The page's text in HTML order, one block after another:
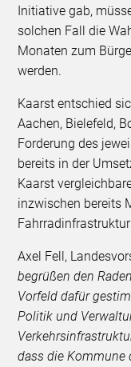
Initiative gab,
solchen Fall die
Monaten zum
werden.
Kaarst entschied
Aachen, Bielefeld,
Forderung des
bereits in der
Kaarst
inzwischen bereits
Axel Fell,
begrüßen den
Vorfeld dafür
Politik und
dass die Kommune